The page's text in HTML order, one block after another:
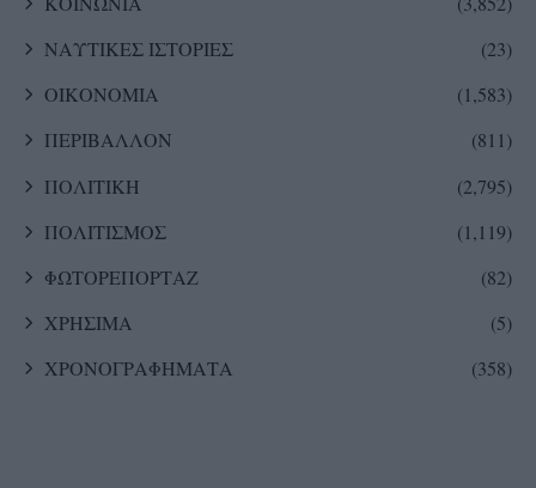
ΝΑΥΤΙΚΕΣ ΙΣΤΟΡΙΕΣ
(23)
ΟΙΚΟΝΟΜΙΑ
(1,583)
ΠΕΡΙΒΑΛΛΟΝ
(811)
ΠΟΛΙΤΙΚΗ
(2,795)
ΠΟΛΙΤΙΣΜΟΣ
(1,119)
ΦΩΤΟΡΕΠΟΡΤΑΖ
(82)
ΧΡΗΣΙΜΑ
(5)
ΧΡΟΝΟΓΡΑΦΗΜΑΤΑ
(358)